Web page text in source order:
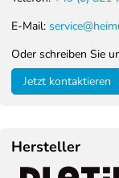
E-Mail:
Oder schreiben Sie
Jetzt kontaktieren
Hersteller